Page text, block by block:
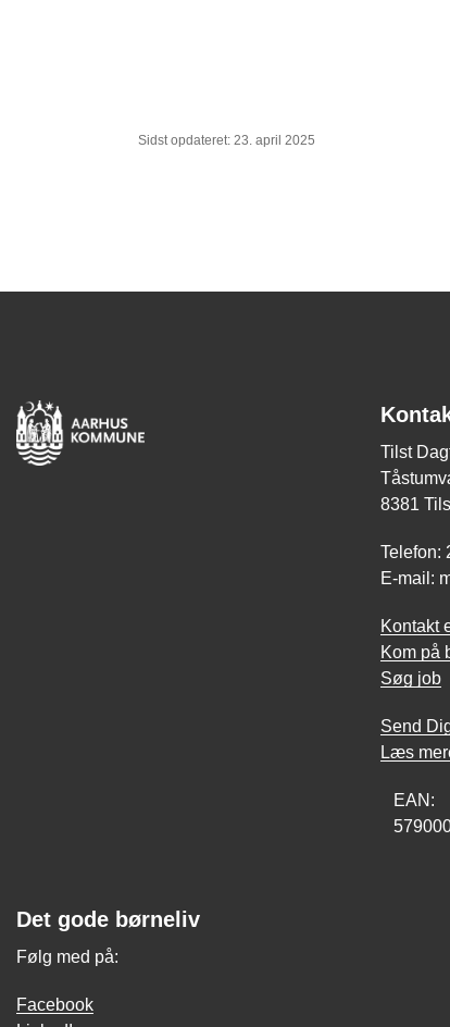
Sidst opdateret: 23. april 2025
Tilst
8381
Telefon:
E-mail:
Kontakt
Kom på
Søg job
Send
Læs
EAN:
Det gode børneliv
Følg med på:
Facebook